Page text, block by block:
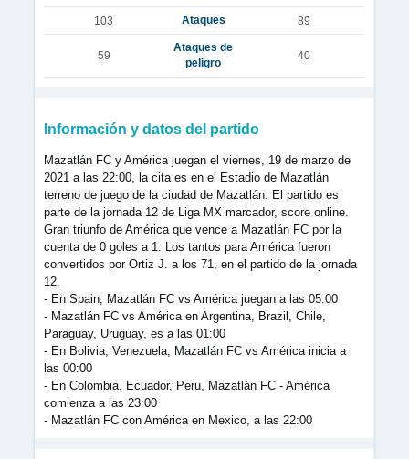
103 Ataques 89
59
Ataques de
peligro
40
Información y datos del partido
Mazatlán FC y América juegan el viernes, 19 de marzo de
2021 a las 22:00, la cita es en el Estadio de Mazatlán
terreno de juego de la ciudad de Mazatlán. El partido es
parte de la jornada 12 de Liga MX marcador, score online.
Gran triunfo de América que vence a Mazatlán FC por la
cuenta de 0 goles a 1. Los tantos para América fueron
convertidos por Ortiz J. a los 71, en el partido de la jornada
12.
- En Spain, Mazatlán FC vs América juegan a las 05:00
- Mazatlán FC vs América en Argentina, Brazil, Chile,
Paraguay, Uruguay, es a las 01:00
- En Bolivia, Venezuela, Mazatlán FC vs América inicia a
las 00:00
- En Colombia, Ecuador, Peru, Mazatlán FC - América
comienza a las 23:00
- Mazatlán FC con América en Mexico, a las 22:00